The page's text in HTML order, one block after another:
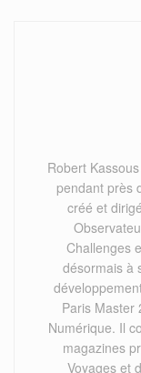
Robert
pendant près
créé et
Challenges
désormais à
Paris Master
Numérique. Il
magazines
Voyages et